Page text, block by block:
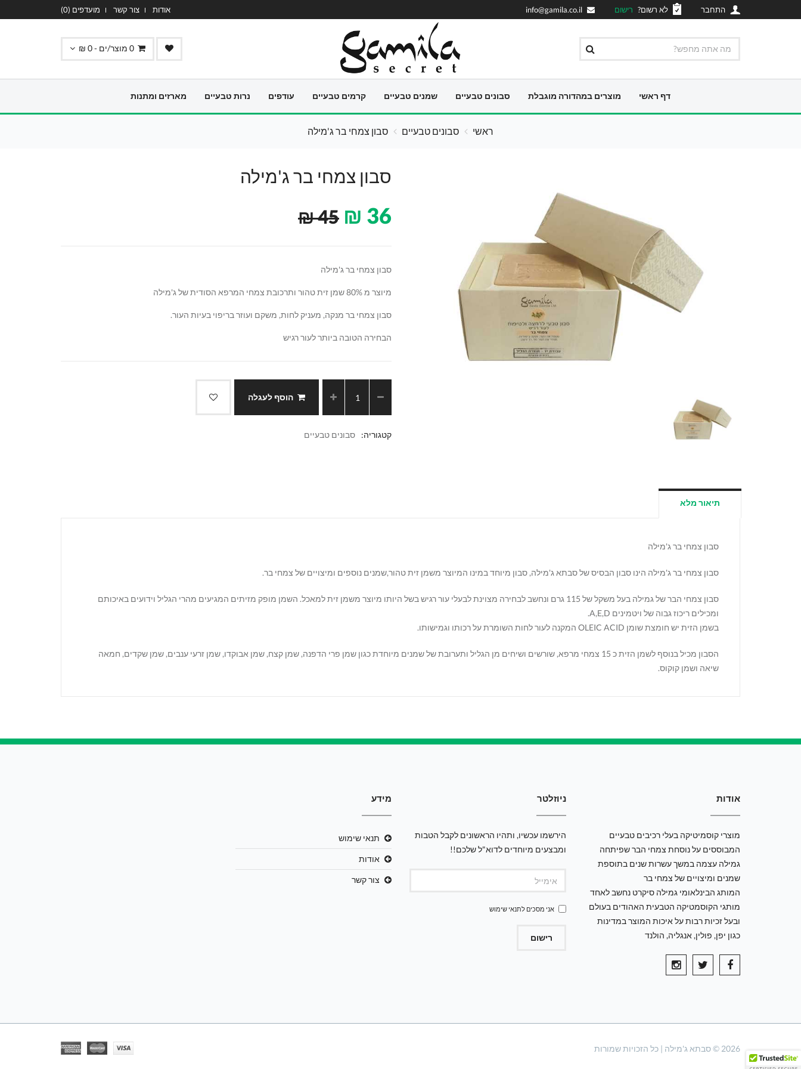
התחבר לא רשום? רישום info@gamila.co.il אודות צור קשר מועדפים (0
)
0 מוצר/ים -0
₪
דף ראשי מוצרים במהדורה מוגבלת סבונים טבעיים שמנים טבעיים קרמים טבעיים עודפים נרות טבעיים מארזים ומתנות
ראשי סבונים טבעיים סבון צמחי בר ג'מילה
סבון צמחי בר ג'מילה
36
₪
45
₪
סבון צמחי בר ג'מילה
מיוצר מ 80% שמן זית טהור ותרכובת צמחי המרפא הסודית של ג'מילה
סבון צמחי בר מנקה, מעניק לחות, משקם ועוזר בריפוי בעיות העור.
הבחירה הטובה ביותר לעור רגיש
הוסף לעגלה
קטגוריה: סבונים טבעיים
תיאור מלא
סבון צמחי בר ג'מילה
סבון צמחי בר ג'מילה הינו סבון הבסיס של סבתא ג'מילה, סבון מיוחד במינו המיוצר משמן זית טהור,שמנים נוספים ומיצויים של צמחי בר.
סבון צמחי הבר של גמילה בעל משקל של 115 גרם ונחשב לבחירה מצוינת לבעלי עור רגיש בשל היותו מיוצר משמן זית למאכל. השמן מופק מזיתים המגיעים מהרי הגליל וידועים באיכותם
ומכילים ריכוז גבוה של ויטמינים A,E,D.
בשמן הזית יש חומצת שומן OLEIC ACID המקנה לעור לחות השומרת על רכותו וגמישותו.
הסבון מכיל בנוסף לשמן הזית כ 15 צמחי מרפא, שורשים ושיחים מן הגליל ותערובת של שמנים מיוחדת כגון שמן פרי הדפנה, שמן קצח, שמן אבוקדו, שמן זרעי ענבים, שמן שקדים, חמאה
שיאה ושמן קוקוס.
אודות
מוצרי קוסמיטיקה בעלי רכיבים טבעיים
המבוססים על נוסחת צמחי הבר שפיתחה
גמילה עצמה במשך עשרות שנים בתוספת
שמנים ומיצויים של צמחי בר
המותג הבינלאומי גמילה סיקרט נחשב לאחד
מותגי הקוסמטיקה הטבעית האהודים בעולם
ובעל זכיות רבות על איכות המוצר במדינות
כגון יפן, פולין, אנגליה, הולנד
ניוזלטר
הירשמו עכשיו, ותהיו הראשונים לקבל הטבות
ומבצעים מיוחדים לדוא"ל שלכם!!
אני מסכים לתנאי שימוש
רישום
מידע
תנאי שימוש
אודות
צור קשר
2026 © סבתא ג'מילה | כל הזכויות שמורות